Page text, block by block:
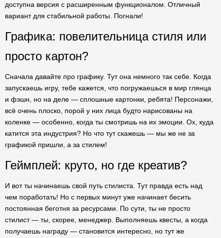
доступна версия с расширенным функционалом. Отличный
вариант для стабильной работы. Погнали!
Графика: повелительница стиля или
просто картон?
Сначала давайте про графику. Тут она немного так себе. Когда
запускаешь игру, тебе кажется, что погружаешься в мир глянца
и фэшн, но на деле — сплошные картонки, ребята! Персонажи,
всё очень плоско, порой у них лица будто нарисованы на
коленке — особенно, когда ты смотришь на их эмоции. Ох, куда
катится эта индустрия? Но что тут скажешь — мы же не за
графикой пришли, а за стилем!
Геймплей: круто, но где креатив?
И вот ты начинаешь свой путь стилиста. Тут правда есть над
чем поработать! Но с первых минут уже начинает бесить
постоянная беготня за ресурсами. По сути, ты не просто
стилист — ты, скорее, менеджер. Выполняешь квесты, а когда
получаешь награду — становится интересно, но тут же